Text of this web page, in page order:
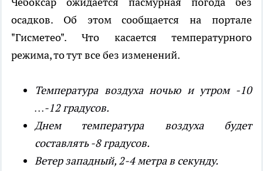
осадков. Об этом сообщается на портале
"Гисметео". Что касается температурного
режима, то тут все без изменений.
Температура воздуха ночью и утром -10
…-12 градусов.
Днем температура воздуха будет
составлять -8 градусов.
Ветер западный, 2-4 метра в секунду.